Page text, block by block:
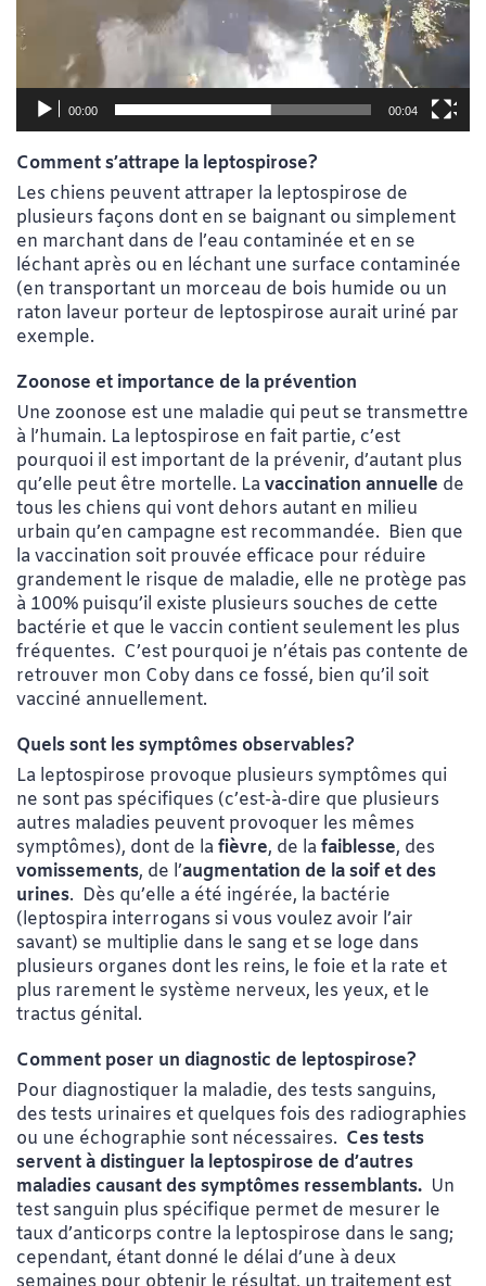
00:00 00:04
Comment s’attrape la leptospirose?
Les chiens peuvent attraper la leptospirose de
plusieurs façons dont en se baignant ou simplement
en marchant dans de l’eau contaminée et en se
léchant après ou en léchant une surface contaminée
(en transportant un morceau de bois humide ou un
raton laveur porteur de leptospirose aurait uriné par
exemple.
Zoonose et importance de la prévention
Une zoonose est une maladie qui peut se transmettre
à l’humain. La leptospirose en fait partie, c’est
pourquoi il est important de la prévenir, d’autant plus
qu’elle peut être mortelle. Lavaccination annuelle de
tous les chiens qui vont dehors autant en milieu
urbain qu’en campagne est recommandée. Bien que
la vaccination soit prouvée efficace pour réduire
grandement le risque de maladie, elle ne protège pas
à 100% puisqu’il existe plusieurs souches de cette
bactérie et que le vaccin contient seulement les plus
fréquentes. C’est pourquoi je n’étais pas contente de
retrouver mon Coby dans ce fossé, bien qu’il soit
vacciné annuellement.
Quels sont les symptômes observables?
La leptospirose provoque plusieurs symptômes qui
ne sont pas spécifiques (c’est-à-dire que plusieurs
autres maladies peuvent provoquer les mêmes
symptômes), dont de lafièvre, de lafaiblesse, des
vomissements, de l’augmentation de la soif et des
urines. Dès qu’elle a été ingérée, la bactérie
(leptospira interrogans si vous voulez avoir l’air
savant) se multiplie dans le sang et se loge dans
plusieurs organes dont les reins, le foie et la rate et
plus rarement le système nerveux, les yeux, et le
tractus génital.
Comment poser un diagnostic de leptospirose?
Pour diagnostiquer la maladie, des tests sanguins,
des tests urinaires et quelques fois des radiographies
ou une échographie sont nécessaires. Ces tests
servent à distinguer la leptospirose de d’autres
maladies causant des symptômes ressemblants. Un
test sanguin plus spécifique permet de mesurer le
taux d’anticorps contre la leptospirose dans le sang;
cependant, étant donné le délai d’une à deux